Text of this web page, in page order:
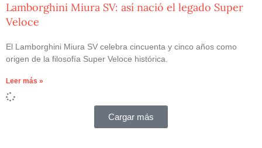
Lamborghini Miura SV: así nació el legado Super
Veloce
El Lamborghini Miura SV celebra cincuenta y cinco años como
origen de la filosofía Super Veloce histórica.
Leer más »
Cargar más